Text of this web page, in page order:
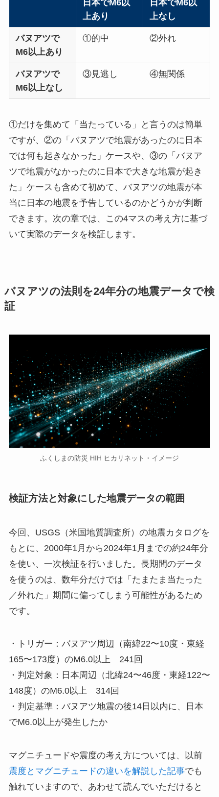
日本でM6以
上あり
日本でM6以
上なし
バヌアツで
M6以上あり
①的中 ②外れ
バヌアツで
M6以上なし
③見逃し ④無関係
①だけを集めて「当たっている」と言うのは簡単
ですが、②の「バヌアツで地震があったのに日本
では何も起きなかった」ケースや、③の「バヌア
ツで地震がなかったのに日本で大きな地震が起き
た」ケースも含めて初めて、バヌアツの地震が本
当に日本の地震を予告しているのかどうかが判断
できます。次の章では、この4マスの考え方に基づ
いて実際のデータを検証します。
バヌアツの法則を24年分の地震データで検
証
ふくしまの防災 HIH ヒカリネット・イメージ
検証方法と対象にした地震データの範囲
今回、USGS（米国地質調査所）の地震カタログを
もとに、2000年1月から2024年1月までの約24年分
を使い、一次検証を行いました。長期間のデータ
を使うのは、数年分だけでは「たまたま当たった
／外れた」期間に偏ってしまう可能性があるため
です。
・トリガー：バヌアツ周辺（南緯22〜10度・東経
165〜173度）のM6.0以上 241回
・判定対象：日本周辺（北緯24〜46度・東経122〜
148度）のM6.0以上 314回
・判定基準：バヌアツ地震の後14日以内に、日本
でM6.0以上が発生したか
マグニチュードや震度の考え方については、以前
震度とマグニチュードの違いを解説した記事でも
触れていますので、あわせて読んでいただけると